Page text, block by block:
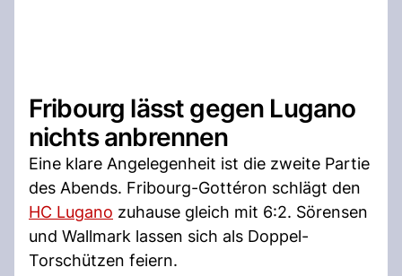
Fribourg lässt gegen Lugano
nichts anbrennen
Eine klare Angelegenheit ist die zweite Partie
des Abends. Fribourg-Gottéron schlägt den
HC Lugano zuhause gleich mit 6:2. Sörensen
und Wallmark lassen sich als Doppel-
Torschützen feiern.